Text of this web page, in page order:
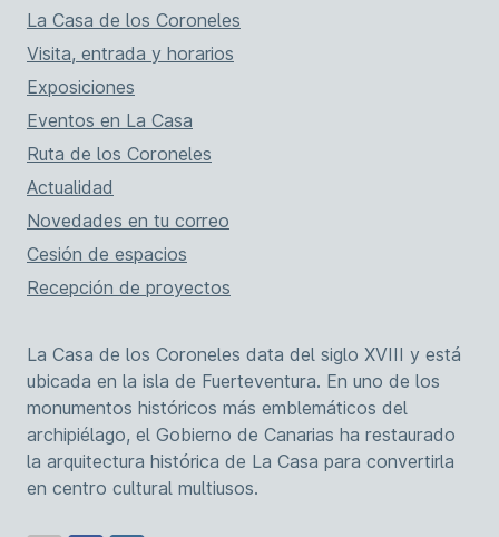
La Casa de los Coroneles
Visita, entrada y horarios
Exposiciones
Eventos en La Casa
Ruta de los Coroneles
Actualidad
Novedades en tu correo
Cesión de espacios
Recepción de proyectos
La Casa de los Coroneles data del siglo XVIII y está
ubicada en la isla de Fuerteventura. En uno de los
monumentos históricos más emblemáticos del
archipiélago, el Gobierno de Canarias ha restaurado
la arquitectura histórica de La Casa para convertirla
en centro cultural multiusos.